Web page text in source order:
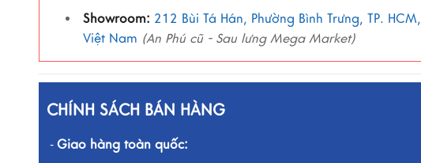
Showroom: 212 Bùi Tá Hán, Phường Bình Trưng, TP. HCM,
Việt Nam (An Phú cũ - Sau lưng Mega Market)
CHÍNH SÁCH BÁN HÀNG
- Giao hàng toàn quốc: